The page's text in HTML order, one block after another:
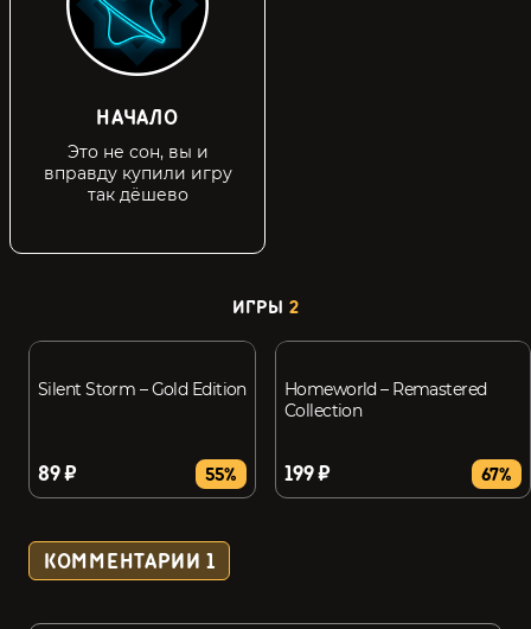
НАЧАЛО
Это не сон, вы и
вправду купили игру
так дёшево
ИГРЫ 2
Silent Storm – Gold Edition
89 ₽ 55%
Homeworld – Remastered
Collection
199 ₽ 67%
КОММЕНТАРИИ 1